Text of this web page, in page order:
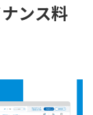
ンス料